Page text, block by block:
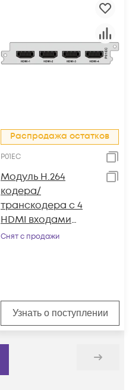
Распродажа остатков
P01EC
Модуль H.264
кодера/
транскодера c 4
HDMI входами
P01EC для DCP-
Снят с продажи
Узнать о поступлении
Дальше